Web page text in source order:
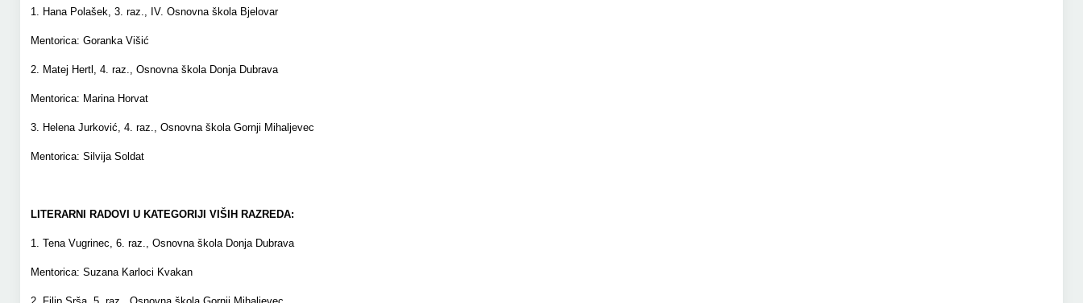
1. Hana Polašek, 3. raz., IV. Osnovna škola Bjelovar
Mentorica: Goranka Višić
2. Matej Hertl, 4. raz., Osnovna škola Donja Dubrava
Mentorica: Marina Horvat
3. Helena Jurković, 4. raz., Osnovna škola Gornji Mihaljevec
Mentorica: Silvija Soldat
LITERARNI RADOVI U KATEGORIJI VIŠIH RAZREDA:
1. Tena Vugrinec, 6. raz., Osnovna škola Donja Dubrava
Mentorica: Suzana Karloci Kvakan